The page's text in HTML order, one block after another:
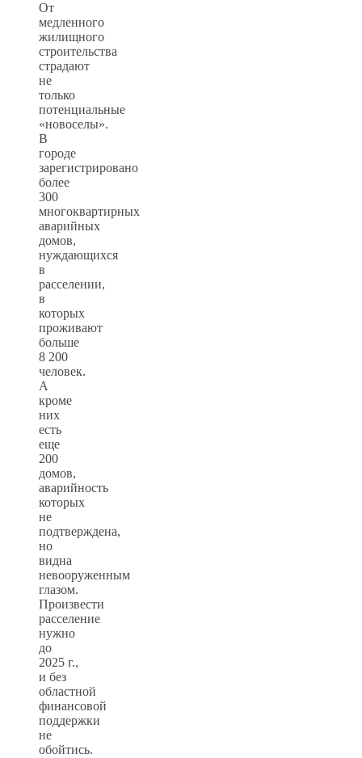
От
медленного
жилищного
строительства
страдают
не
только
потенциальные
«новоселы».
В
городе
зарегистрировано
более
300
многоквартирных
аварийных
домов,
нуждающихся
в
расселении,
в
которых
проживают
больше
8 200
человек.
А
кроме
них
есть
еще
200
домов,
аварийность
которых
не
подтверждена,
но
видна
невооруженным
глазом.
Произвести
расселение
нужно
до
2025 г.,
и без
областной
финансовой
поддержки
не
обойтись.